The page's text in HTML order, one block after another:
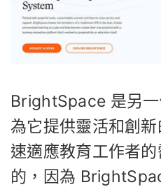
BrightSpace 是另
為它提供靈活和創
速適應教育工作者
的，因為